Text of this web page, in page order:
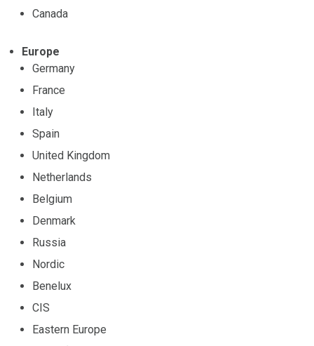
Canada
Europe
Germany
France
Italy
Spain
United Kingdom
Netherlands
Belgium
Denmark
Russia
Nordic
Benelux
CIS
Eastern Europe